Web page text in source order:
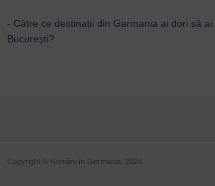
- Către ce destinații din Germania ai dori să ai
București?
Copyright © Români în Germania, 2026